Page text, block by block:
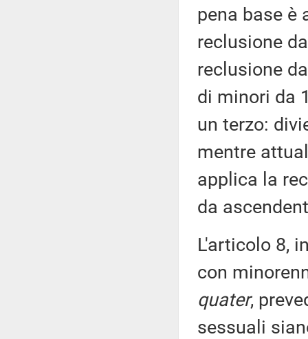
pena base è
reclusione
reclusione
di minori da
un terzo:
mentre
applica la
da
L'articolo 8,
con
quater,
sessuali